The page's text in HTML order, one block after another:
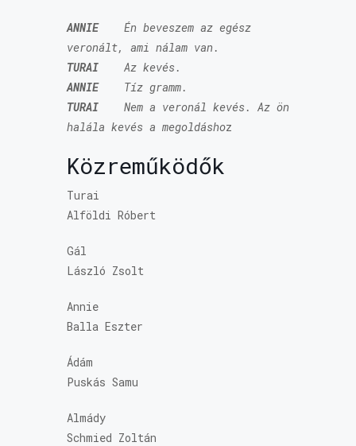
ANNIEÉn beveszem az egész
veronált, ami nálam van.
TURAI Az kevés.
ANNIETíz gramm.
TURAI
Nem a veronál kevés. Az ön
halála kevés a megoldáshoz
Közreműködők
Turai
Alföldi Róbert
Gál
László Zsolt
Annie
Balla Eszter
Ádám
Puskás Samu
Almády
Schmied Zoltán